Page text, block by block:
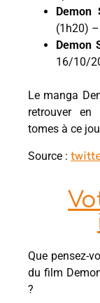
Demon
(1h20)
Demon
16/10/
Le manga
retrouver en
tomes à ce
Source :
Que pensez-
du film
?